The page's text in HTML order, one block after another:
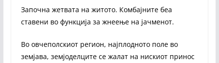
Започна жетвата на житото. Комбајните беа
ставени во функција за жнеење на јачменот.
Во овчеполскиот регион, најплодното поле во
земјава, земјоделците се жалат на нискиот принос